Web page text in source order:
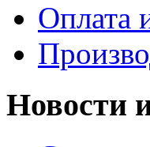
Оплата
Новости